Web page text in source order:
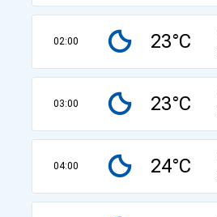
02:00 23°C
03:00 23°C
04:00 24°C